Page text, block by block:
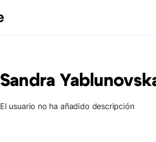
Sandra
El usuario no ha añadido descripción